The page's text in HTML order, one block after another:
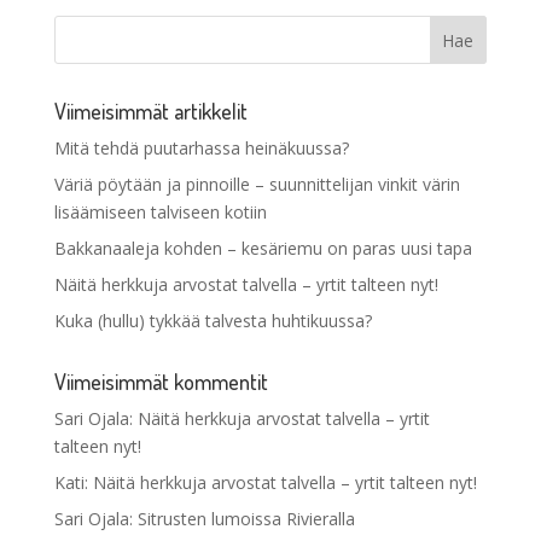
Viimeisimmät artikkelit
Mitä tehdä puutarhassa heinäkuussa?
Väriä pöytään ja pinnoille – suunnittelijan vinkit värin
lisäämiseen talviseen kotiin
Bakkanaaleja kohden – kesäriemu on paras uusi tapa
Näitä herkkuja arvostat talvella – yrtit talteen nyt!
Kuka (hullu) tykkää talvesta huhtikuussa?
Viimeisimmät kommentit
Sari Ojala: Näitä herkkuja arvostat talvella – yrtit
talteen nyt!
Kati: Näitä herkkuja arvostat talvella – yrtit talteen nyt!
Sari Ojala: Sitrusten lumoissa Rivieralla